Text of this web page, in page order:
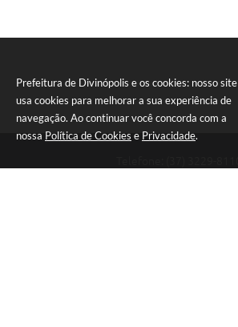
Prefeitura de Divinópolis e os cookies: nosso site
usa cookies para melhorar a sua experiência de
navegação. Ao continuar você concorda com a
nossa Política de Cookies e Privacidade.